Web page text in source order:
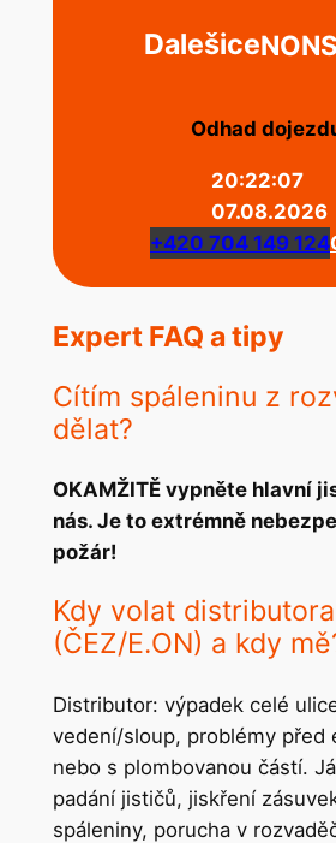
Dalešice
Odhad
20:22:07
07.08.2026
+420 704 149 124
Expert FAQ a tipy
Cítím spáleninu z
dělat?
OKAMŽITĚ vypněte hlavní
nás. Je to extrémně
požár!
Kdy volat distributora
(ČEZ/E.ON) a kdy
Distributor: výpadek celé
vedení/sloup, problémy před
nebo s plombovanou částí.
padání jističů, jiskření
spáleniny, porucha v